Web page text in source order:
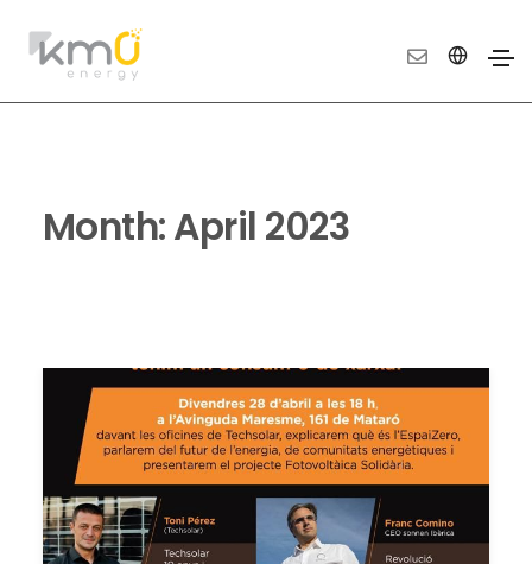
Month:April 2023